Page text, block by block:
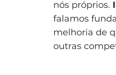
nós próprios.
falamos
melhoria de
outras